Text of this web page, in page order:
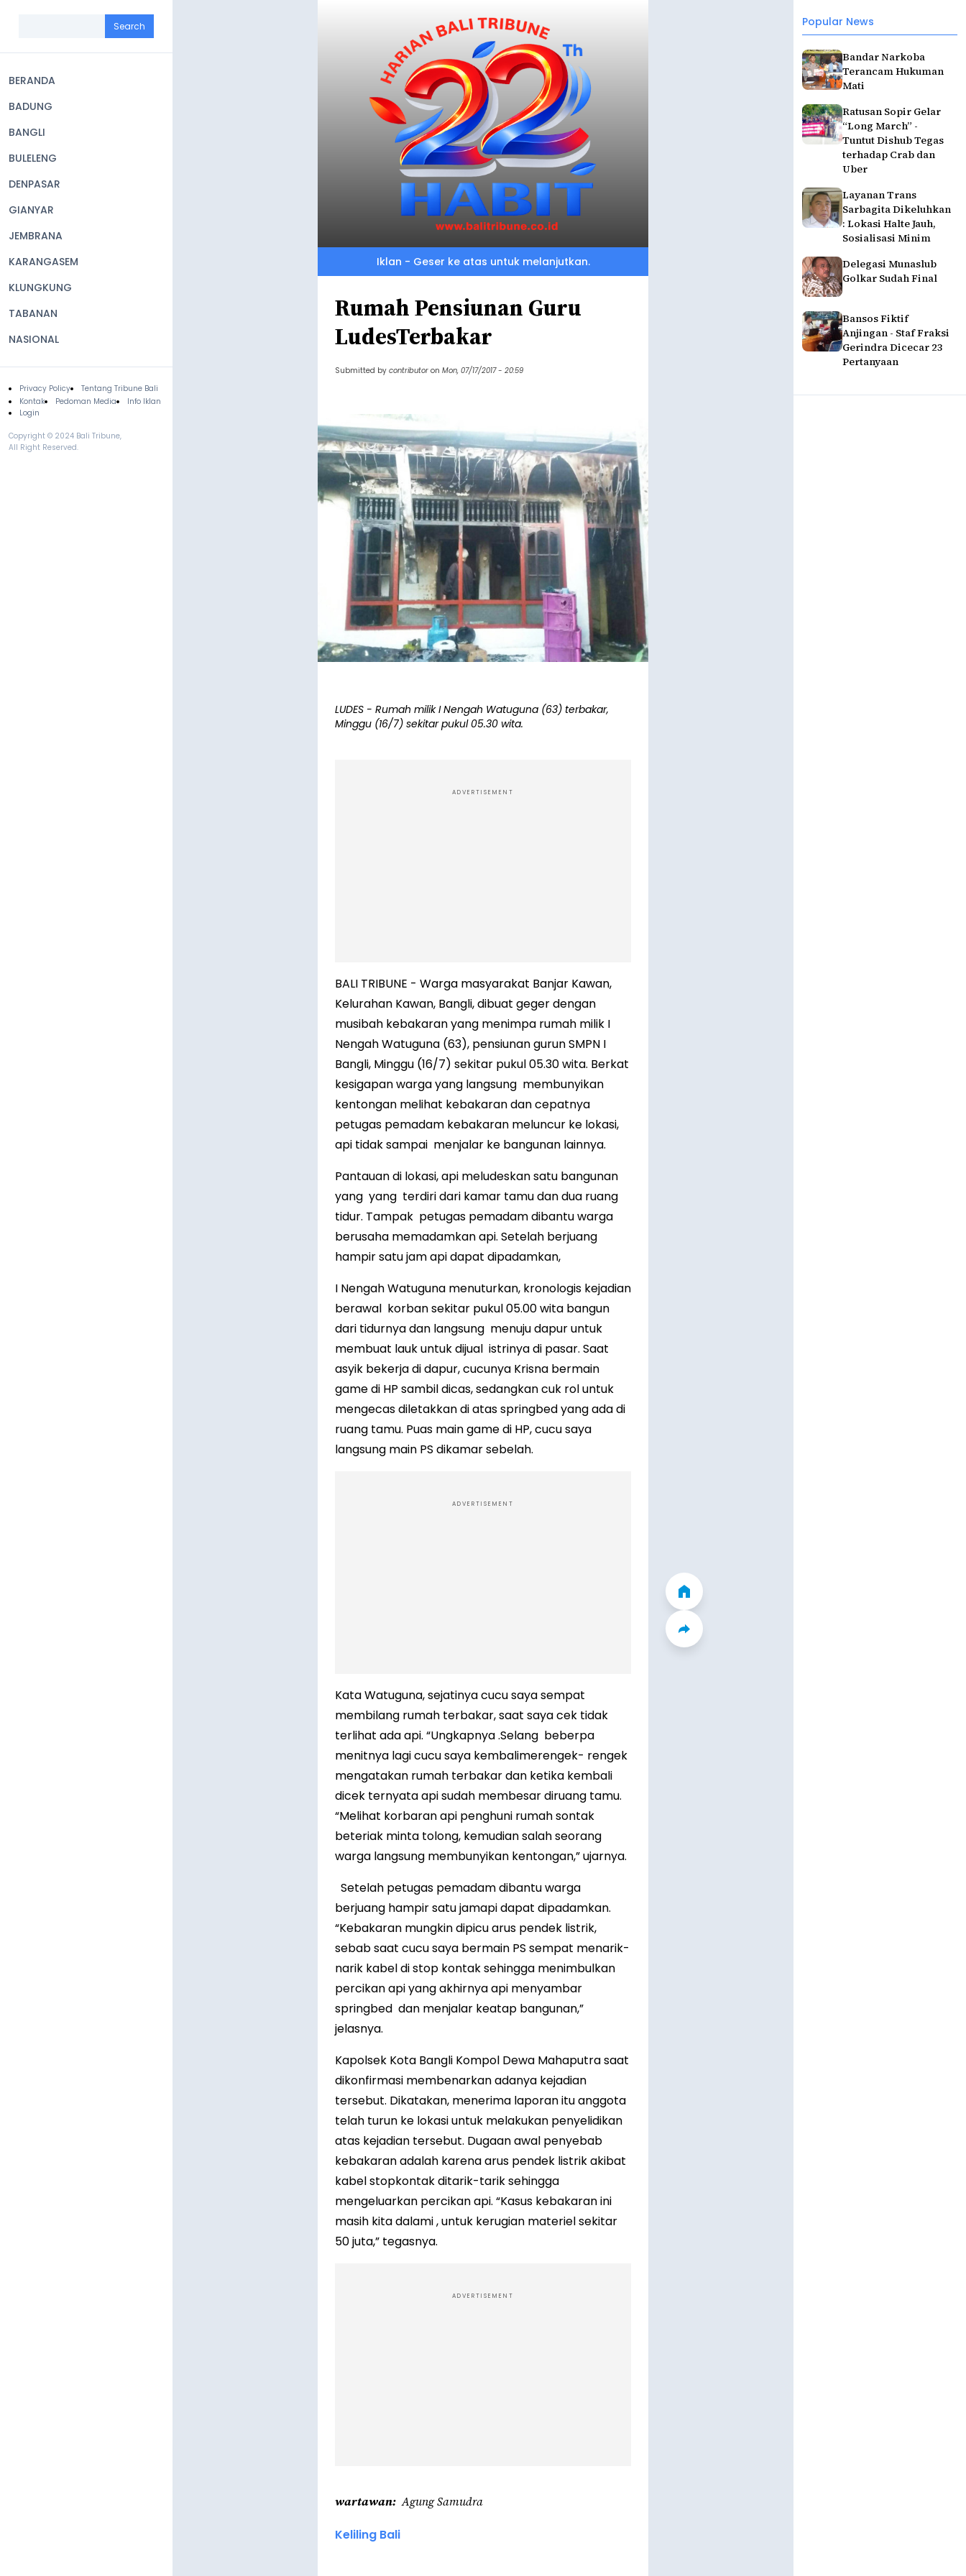
navigation
BERANDA
BADUNG
BANGLI
BULELENG
DENPASAR
GIANYAR
JEMBRANA
KARANGASEM
KLUNGKUNG
TABANAN
NASIONAL
Footer
Privacy Policy
Tentang Tribune Bali
Kontak
Pedoman Media
Info Iklan
Login
Copyright © 2024 Bali Tribune,
All Right Reserved.
Popular News
Bandar Narkoba
Terancam Hukuman
Mati
Ratusan Sopir Gelar
“Long March” -
Tuntut Dishub Tegas
terhadap Crab dan
Uber
Layanan Trans
Sarbagita Dikeluhkan
: Lokasi Halte Jauh,
Sosialisasi Minim
Delegasi Munaslub
Golkar Sudah Final
Bansos Fiktif
Anjingan - Staf Fraksi
Gerindra Dicecar 23
Pertanyaan
Iklan - Geser ke atas untuk melanjutkan.
Rumah Pensiunan Guru
LudesTerbakar
Submitted by contributor on Mon, 07/17/2017 - 20:59
LUDES - Rumah milik I Nengah Watuguna (63) terbakar,
Minggu (16/7) sekitar pukul 05.30 wita.
ADVERTISEMENT
BALI TRIBUNE - Warga masyarakat Banjar Kawan,
Kelurahan Kawan, Bangli, dibuat geger dengan
musibah kebakaran yang menimpa rumah milik I
Nengah Watuguna (63), pensiunan gurun SMPN I
Bangli, Minggu (16/7) sekitar pukul 05.30 wita. Berkat
kesigapan warga yang langsung membunyikan
kentongan melihat kebakaran dan cepatnya
petugas pemadam kebakaran meluncur ke lokasi,
api tidak sampai menjalar ke bangunan lainnya.
Pantauan di lokasi, api meludeskan satu bangunan
yang yang terdiri dari kamar tamu dan dua ruang
tidur. Tampak petugas pemadam dibantu warga
berusaha memadamkan api. Setelah berjuang
hampir satu jam api dapat dipadamkan,
I Nengah Watuguna menuturkan, kronologis kejadian
berawal korban sekitar pukul 05.00 wita bangun
dari tidurnya dan langsung menuju dapur untuk
membuat lauk untuk dijual istrinya di pasar. Saat
asyik bekerja di dapur, cucunya Krisna bermain
game di HP sambil dicas, sedangkan cuk rol untuk
mengecas diletakkan di atas springbed yang ada di
ruang tamu. Puas main game di HP, cucu saya
langsung main PS dikamar sebelah.
ADVERTISEMENT
Kata Watuguna, sejatinya cucu saya sempat
membilang rumah terbakar, saat saya cek tidak
terlihat ada api. “Ungkapnya .Selang beberpa
menitnya lagi cucu saya kembalimerengek- rengek
mengatakan rumah terbakar dan ketika kembali
dicek ternyata api sudah membesar diruang tamu.
“Melihat korbaran api penghuni rumah sontak
beteriak minta tolong, kemudian salah seorang
warga langsung membunyikan kentongan,” ujarnya.
Setelah petugas pemadam dibantu warga
berjuang hampir satu jamapi dapat dipadamkan.
“Kebakaran mungkin dipicu arus pendek listrik,
sebab saat cucu saya bermain PS sempat menarik-
narik kabel di stop kontak sehingga menimbulkan
percikan api yang akhirnya api menyambar
springbed dan menjalar keatap bangunan,”
jelasnya.
Kapolsek Kota Bangli Kompol Dewa Mahaputra saat
dikonfirmasi membenarkan adanya kejadian
tersebut. Dikatakan, menerima laporan itu anggota
telah turun ke lokasi untuk melakukan penyelidikan
atas kejadian tersebut. Dugaan awal penyebab
kebakaran adalah karena arus pendek listrik akibat
kabel stopkontak ditarik-tarik sehingga
mengeluarkan percikan api. “Kasus kebakaran ini
masih kita dalami , untuk kerugian materiel sekitar
50 juta,” tegasnya.
ADVERTISEMENT
wartawan Agung Samudra
Keliling Bali